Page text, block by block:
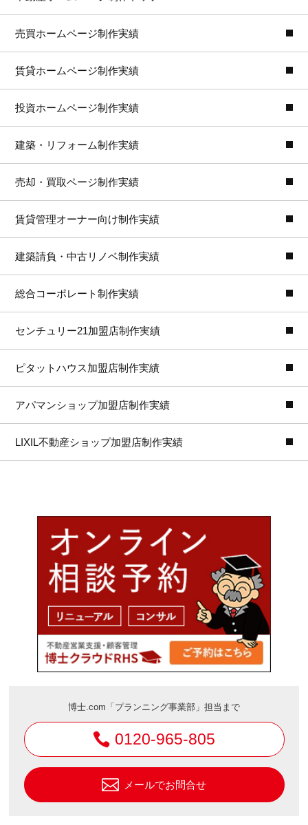
売買ホームページ制作実績
賃貸ホームページ制作実績
投資ホームページ制作実績
建築・リフォーム制作実績
売却・買取ページ制作実績
賃貸管理オーナー向け制作実績
建築請負・中古リノベ制作実績
総合コーポレート制作実績
センチュリー21加盟店制作実績
ピタットハウス加盟店制作実績
アパマンショップ加盟店制作実績
LIXIL不動産ショップ加盟店制作実績
博士.com「プランニング事業部」担当まで
0120-965-805
メールでお問合せ